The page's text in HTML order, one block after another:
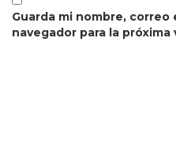
Guarda mi nombre,
navegador para la